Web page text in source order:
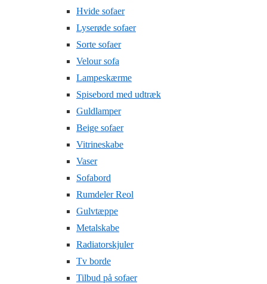
Hvide sofaer
Lyserøde sofaer
Sorte sofaer
Velour sofa
Lampeskærme
Spisebord med udtræk
Guldlamper
Beige sofaer
Vitrineskabe
Vaser
Sofabord
Rumdeler Reol
Gulvtæppe
Metalskabe
Radiatorskjuler
Tv borde
Tilbud på sofaer